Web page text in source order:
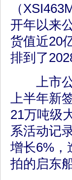
（
开年以来
货值近20
排到了
上市公
上半年新
21万吨级
系活动记
增长6%，
拍的启东